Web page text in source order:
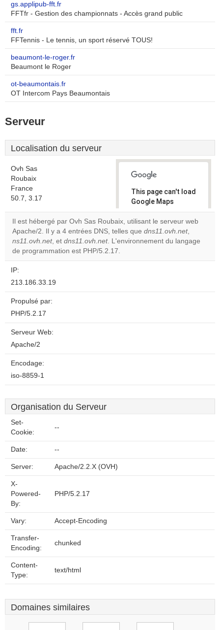
gs.applipub-fft.fr
FFTfr - Gestion des championnats - Accès grand public
fft.fr
FFTennis - Le tennis, un sport réservé TOUS!
beaumont-le-roger.fr
Beaumont le Roger
ot-beaumontais.fr
OT Intercom Pays Beaumontais
Serveur
Localisation du serveur
Ovh Sas
Roubaix
France
50.7, 3.17
This page can't load
Google Maps
correctly.
Do you
own this
OK
Il est hébergé par Ovh Sas Roubaix, utilisant le serveur web
Apache/2. Il y a 4 entrées DNS, telles que dns11.ovh.net,
ns11.ovh.net, et dns11.ovh.net. L'environnement du langage
de programmation est PHP/5.2.17.
IP:
213.186.33.19
Propulsé par:
PHP/5.2.17
Serveur Web:
Apache/2
Encodage:
iso-8859-1
Organisation du Serveur
Set-
Cookie:
--
Date: --
Server: Apache/2.2.X (OVH)
X-
Powered-
By:
PHP/5.2.17
Vary: Accept-Encoding
Transfer-
Encoding:
chunked
Content-
Type:
text/html
Domaines similaires